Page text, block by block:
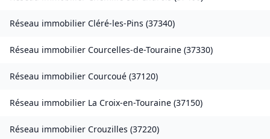
Réseau immobilier Cléré-les-Pins (37340)
Réseau immobilier Courcelles-de-Touraine (37330)
Réseau immobilier Courcoué (37120)
Réseau immobilier La Croix-en-Touraine (37150)
Réseau immobilier Crouzilles (37220)